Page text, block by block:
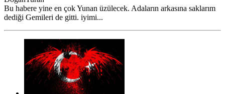
Bu habere yine en çok Yunan üzülecek. Adaların arkasına saklarım
dediği Gemileri de gitti. iyimi...